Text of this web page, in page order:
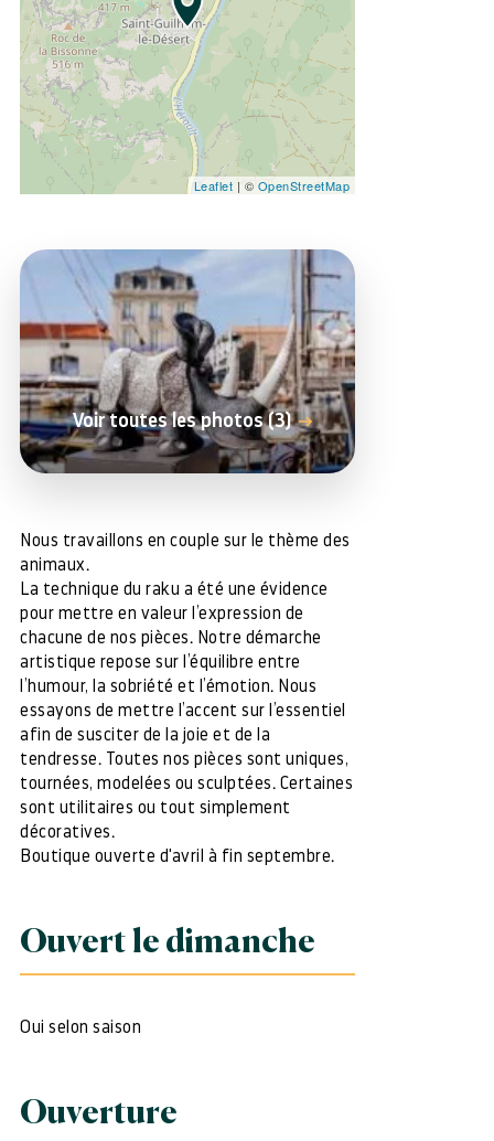
Leaflet | © OpenStreetMap
Voir toutes les photos (3)
Nous travaillons en couple sur le thème des
animaux.
La technique du raku a été une évidence
pour mettre en valeur l’expression de
chacune de nos pièces. Notre démarche
artistique repose sur l’équilibre entre
l’humour, la sobriété et l’émotion. Nous
essayons de mettre l’accent sur l’essentiel
afin de susciter de la joie et de la
tendresse. Toutes nos pièces sont uniques,
tournées, modelées ou sculptées. Certaines
sont utilitaires ou tout simplement
décoratives.
Boutique ouverte d'avril à fin septembre.
Ouvert le dimanche
Oui selon saison
Ouverture